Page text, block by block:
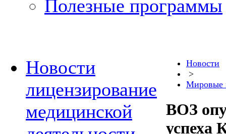
Полезные программы
Новости
лицензирование
медицинской
Новости
>
Мировые
ВОЗ
успеха